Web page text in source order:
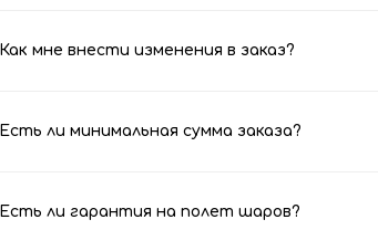
Как мне внести изменения в заказ?
Есть ли минимальная сумма заказа?
Есть ли гарантия на полет шаров?